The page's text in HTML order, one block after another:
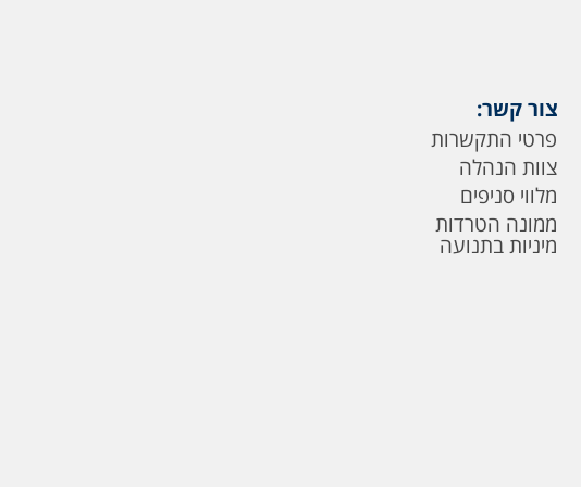
צור קשר:
פרטי התקשרות
צוות הנהלה
מלווי סניפים
ממונה הטרדות
מיניות בתנועה